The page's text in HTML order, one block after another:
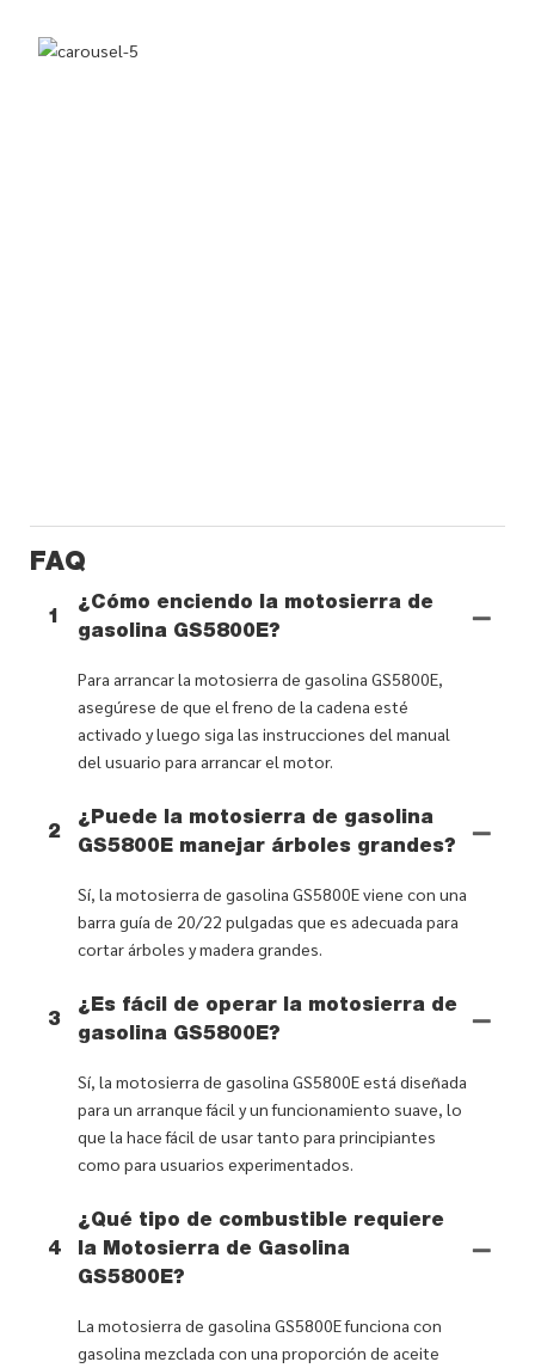
FAQ
1
¿Cómo enciendo la motosierra de
gasolina GS5800E?
Para arrancar la motosierra de gasolina GS5800E,
asegúrese de que el freno de la cadena esté
activado y luego siga las instrucciones del manual
del usuario para arrancar el motor.
2
¿Puede la motosierra de gasolina
GS5800E manejar árboles grandes?
Sí, la motosierra de gasolina GS5800E viene con una
barra guía de 20/22 pulgadas que es adecuada para
cortar árboles y madera grandes.
3
¿Es fácil de operar la motosierra de
gasolina GS5800E?
Sí, la motosierra de gasolina GS5800E está diseñada
para un arranque fácil y un funcionamiento suave, lo
que la hace fácil de usar tanto para principiantes
como para usuarios experimentados.
4
¿Qué tipo de combustible requiere
la Motosierra de Gasolina
GS5800E?
La motosierra de gasolina GS5800E funciona con
gasolina mezclada con una proporción de aceite